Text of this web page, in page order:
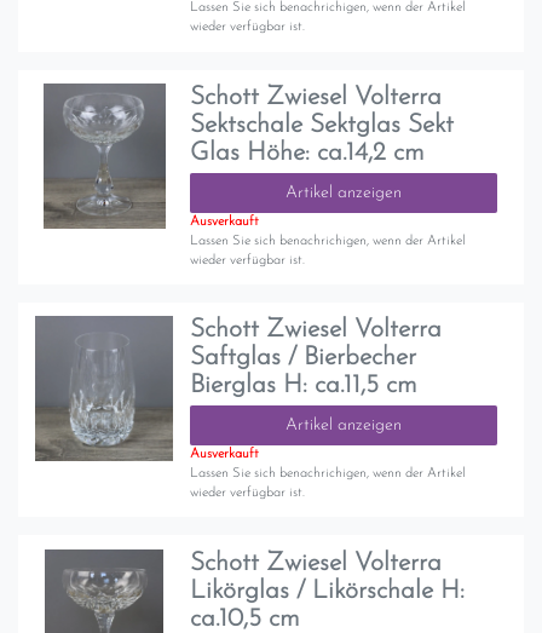
Lassen Sie sich benachrichigen, wenn der Artikel
wieder verfügbar ist.
Schott Zwiesel Volterra
Sektschale Sektglas Sekt
Glas Höhe: ca.14,2 cm
Artikel anzeigen
Ausverkauft
Lassen Sie sich benachrichigen, wenn der Artikel
wieder verfügbar ist.
Schott Zwiesel Volterra
Saftglas / Bierbecher
Bierglas H: ca.11,5 cm
Artikel anzeigen
Ausverkauft
Lassen Sie sich benachrichigen, wenn der Artikel
wieder verfügbar ist.
Schott Zwiesel Volterra
Likörglas / Likörschale H:
ca.10,5 cm